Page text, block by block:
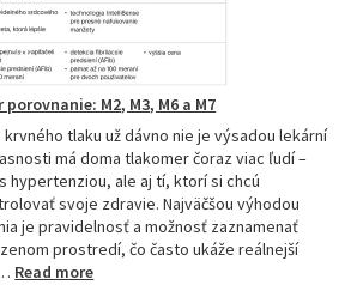
M2, M3, M6 a M7
tlaku už dávno nie je výsadou lekární
má doma tlakomer čoraz viac ľudí –
hypertenziou, ale aj tí, ktorí si chcú
svoje zdravie. Najväčšou výhodou
je pravidelnosť a možnosť zaznamenať
prostredí, čo často ukáže reálnejší
Read more: